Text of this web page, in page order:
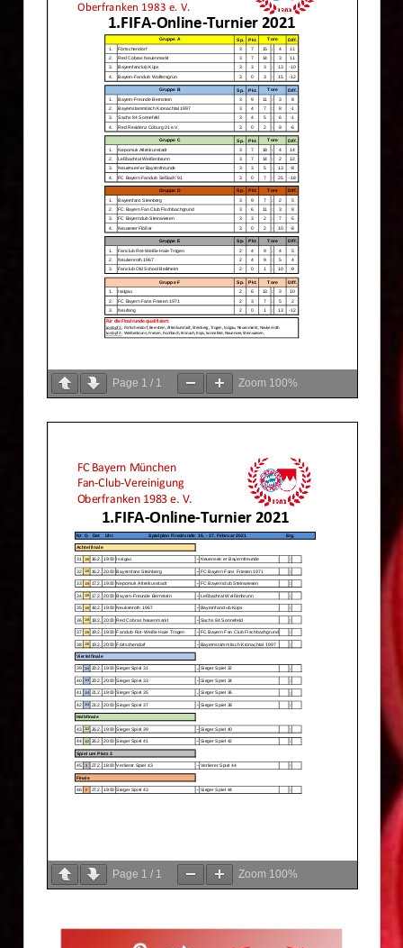
Page 1 / 1 Zoom 100%
Page 1 / 1 Zoom 100%